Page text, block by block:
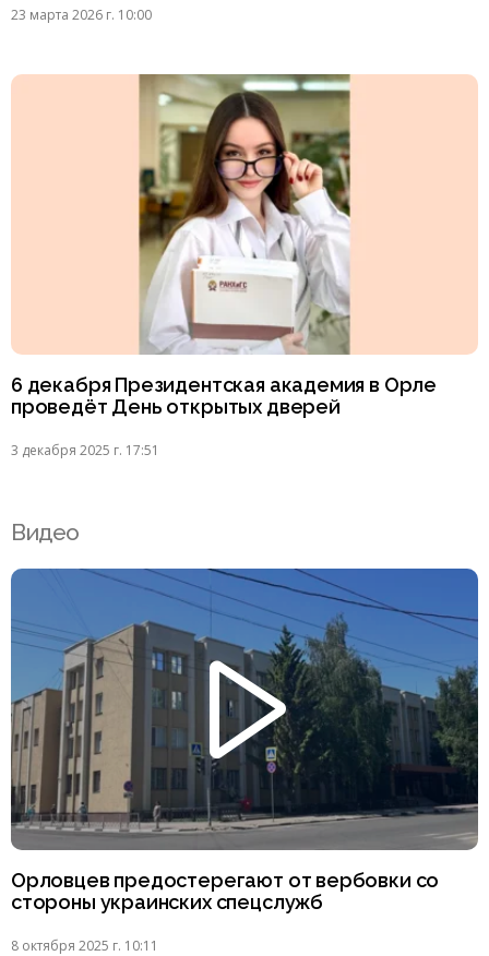
23 марта 2026 г. 10:00
6 декабря Президентская академия в Орле
проведёт День открытых дверей
3 декабря 2025 г. 17:51
Видео
Орловцев предостерегают от вербовки со
стороны украинских спецслужб
8 октября 2025 г. 10:11